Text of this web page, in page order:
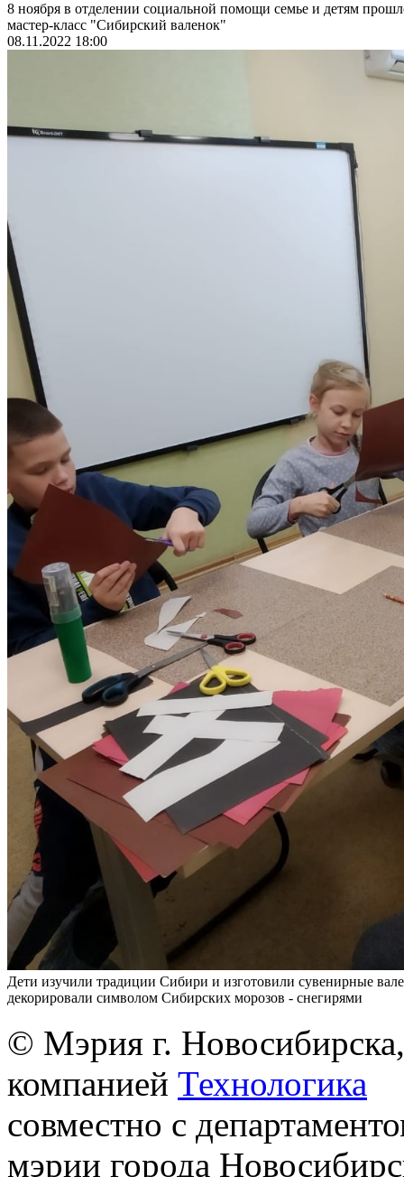
8 ноября в отделении социальной помощи семье и детям
мастер-класс "Сибирский валенок"
08.11.2022 18:00
Дети изучили традиции Сибири и изготовили сувенирные
декорировали символом Сибирских морозов - снегирями
© Мэрия г.
компанией Технологика
совместно с
мэрии города